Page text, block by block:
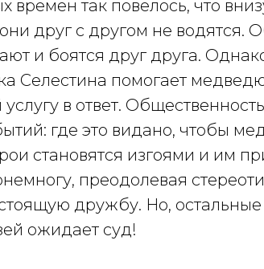
времен так повелось, что
друг с другом не водятся.
и боятся друг друга.
Селестина помогает
услугу в ответ.
где это видано, чтобы
становятся изгоями и им
преодолевая
дружбу. Но, остальные
ожидает суд!